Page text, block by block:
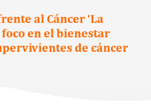
al Cáncer ‘La
en el bienestar
de cáncer